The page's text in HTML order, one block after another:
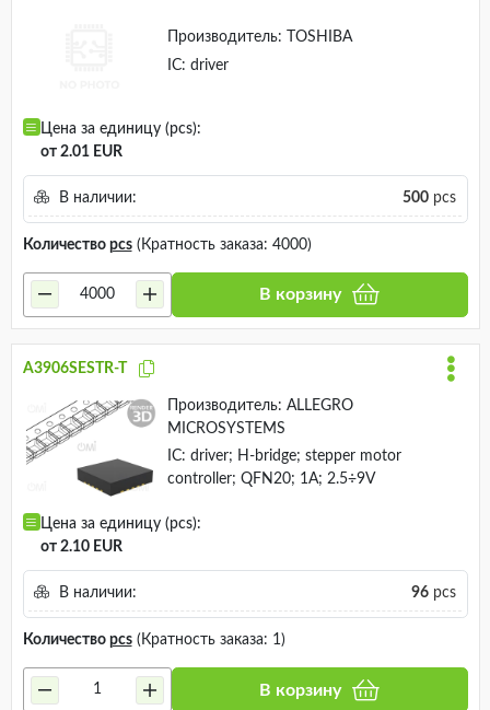
Производитель:
TOSHIBA
IC: driver
Цена за единицу (pcs):
от 2.01 EUR
В наличии: 500pcs
Количество pcs(Кратность заказа: 4000)
В корзину
A3906SESTR-T
Производитель: ALLEGRO
MICROSYSTEMS
IC: driver; H-bridge; stepper motor
controller; QFN20; 1A; 2.5÷9V
Цена за единицу (pcs):
от 2.10 EUR
В наличии: 96pcs
Количество pcs(Кратность заказа: 1)
В корзину